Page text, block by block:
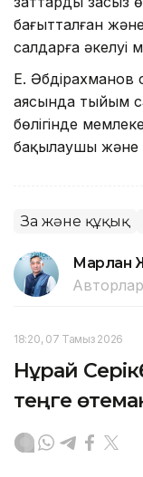
бағытталған
салдарға әкелуі
Е. Әбдірахманов
аясында тыйым
бөлігінде
бақылаушы және
Заң және құқық
Марлан
Авторлар
18:20, 07 Тамыз 2026
Нұрай
теңге